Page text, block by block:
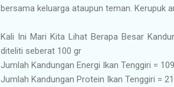
bersama keluarga ataupun teman. Kerupuk
Kali Ini Mari Kita Lihat Berapa Besar
diteliti seberat 100 gr
Jumlah Kandungan Energi Ikan Tenggiri =
Jumlah Kandungan Protein Ikan Tenggiri =